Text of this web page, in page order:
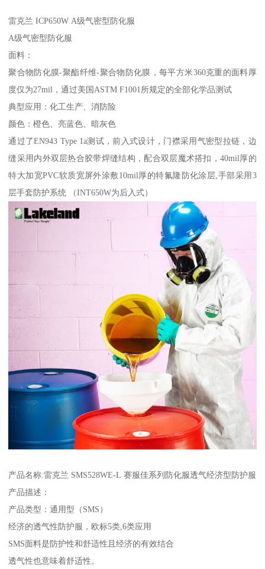
雷克兰 ICP650W A级气密型防化服
A级气密型防化服
面料：
聚合物防化膜-聚酯纤维-聚合物防化膜，每平方米360克重的面料厚
度仅为27mil，通过美国ASTM F1001所规定的全部化学品测试
典型应用：化工生产、消防险
颜色：橙色、亮蓝色、暗灰色
通过了EN943 Type 1a测试，前入式设计，门襟采用气密型拉链，边
缝采用内外双层热合胶带焊缝结构，配合双层魔术搭扣，40mil厚的
特大加宽PVC软质宽屏外涂敷10mil厚的特氟隆防化涂层,手部采用3
层手套防护系统 （INT650W为后入式）
产品名称:雷克兰 SMS528WE-L 赛服佳系列防化服透气经济型防护服
产品描述：
产品类型：通用型（SMS）
经济的透气性防护服，欧标5类,6类应用
SMS面料是防护性和舒适性且经济的有效结合
透气性也意味着舒适性。